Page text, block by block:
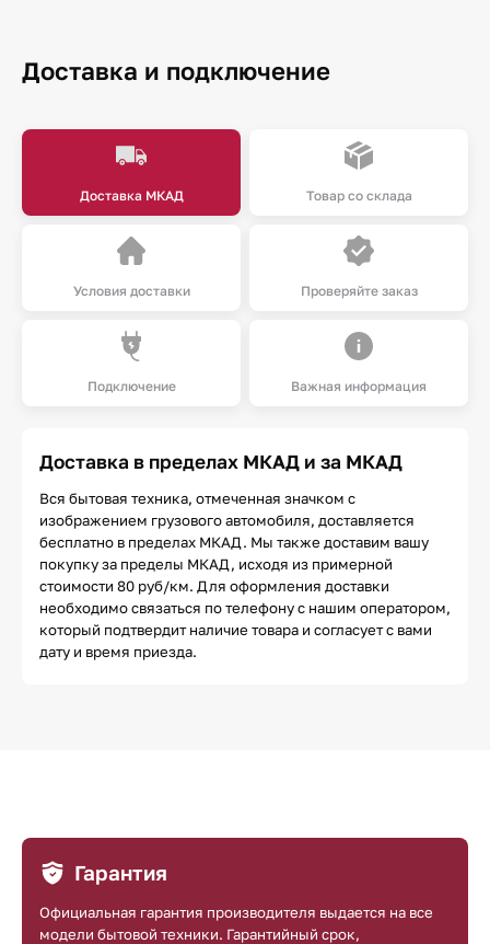
Доставка и подключение
Доставка МКАД Товар со склада
Условия доставки Проверяйте заказ
Подключение Важная информация
Доставка в пределах МКАД и за МКАД
Вся бытовая техника, отмеченная значком с
изображением грузового автомобиля, доставляется
бесплатно в пределах МКАД. Мы также доставим вашу
покупку за пределы МКАД, исходя из примерной
стоимости 80 руб/км. Для оформления доставки
необходимо связаться по телефону с нашим оператором,
который подтвердит наличие товара и согласует с вами
дату и время приезда.
Гарантия
Официальная гарантия производителя выдается на все
модели бытовой техники. Гарантийный срок,